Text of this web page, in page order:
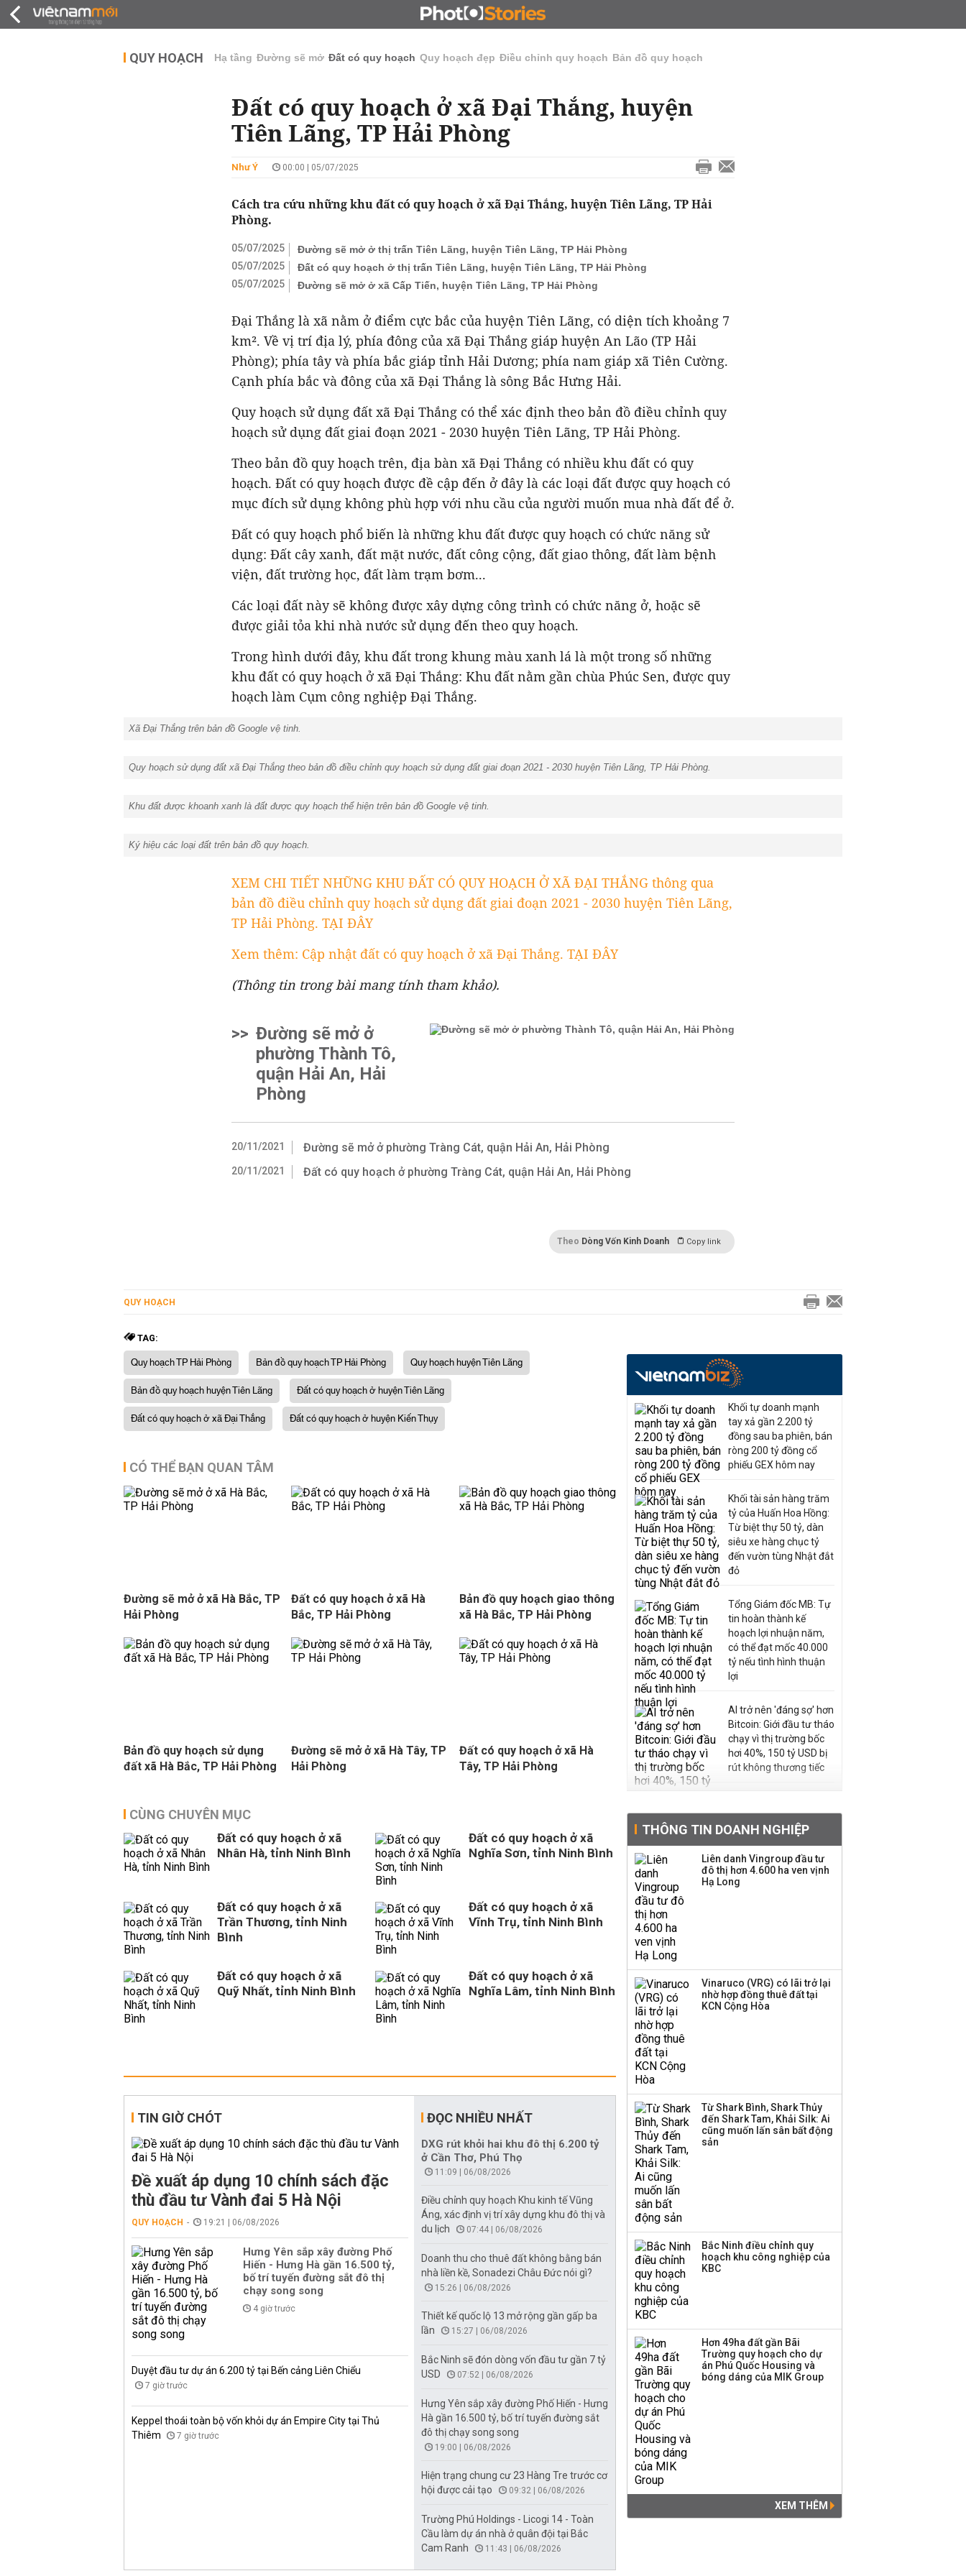
ĐẤU GIÁ - ĐẤU THẦU KINH DOANH
QUY HOẠCH Hạ tầng Đường sẽ mở Đất có quy hoạch Quy hoạch đẹp Điều chỉnh quy hoạch Bản đồ quy hoạch
Đất có quy hoạch ở xã Đại Thắng, huyện
Tiên Lãng, TP Hải Phòng
Như Ý 00:00 | 05/07/2025
Cách tra cứu những khu đất có quy hoạch ở xã Đại Thắng, huyện Tiên Lãng, TP Hải
Phòng.
05/07/2025
Đường sẽ mở ở thị trấn Tiên Lãng, huyện Tiên Lãng, TP Hải Phòng
05/07/2025
Đất có quy hoạch ở thị trấn Tiên Lãng, huyện Tiên Lãng, TP Hải Phòng
05/07/2025
Đường sẽ mở ở xã Cấp Tiến, huyện Tiên Lãng, TP Hải Phòng
Đại Thắng là xã nằm ở điểm cực bắc của huyện Tiên Lãng, có diện tích khoảng 7
km². Về vị trí địa lý, phía đông của xã Đại Thắng giáp huyện An Lão (TP Hải
Phòng); phía tây và phía bắc giáp tỉnh Hải Dương; phía nam giáp xã Tiên Cường.
Cạnh phía bắc và đông của xã Đại Thắng là sông Bắc Hưng Hải.
Quy hoạch sử dụng đất xã Đại Thắng có thể xác định theo bản đồ điều chỉnh quy
hoạch sử dụng đất giai đoạn 2021 - 2030 huyện Tiên Lãng, TP Hải Phòng.
Theo bản đồ quy hoạch trên, địa bàn xã Đại Thắng có nhiều khu đất có quy
hoạch. Đất có quy hoạch được đề cập đến ở đây là các loại đất được quy hoạch có
mục đích sử dụng không phù hợp với nhu cầu của người muốn mua nhà đất để ở.
Đất có quy hoạch phổ biến là những khu đất được quy hoạch có chức năng sử
dụng: Đất cây xanh, đất mặt nước, đất công cộng, đất giao thông, đất làm bệnh
viện, đất trường học, đất làm trạm bơm...
Các loại đất này sẽ không được xây dựng công trình có chức năng ở, hoặc sẽ
được giải tỏa khi nhà nước sử dụng đến theo quy hoạch.
Trong hình dưới đây, khu đất trong khung màu xanh lá là một trong số những
khu đất có quy hoạch ở xã Đại Thắng: Khu đất nằm gần chùa Phúc Sen, được quy
hoạch làm Cụm công nghiệp Đại Thắng.
Xã Đại Thắng trên bản đồ Google vệ tinh.
Quy hoạch sử dụng đất xã Đại Thắng theo bản đồ điều chỉnh quy hoạch sử dụng đất giai đoạn 2021 - 2030 huyện Tiên Lãng, TP Hải Phòng.
Khu đất được khoanh xanh là đất được quy hoạch thể hiện trên bản đồ Google vệ tinh.
Ký hiệu các loại đất trên bản đồ quy hoạch.
XEM CHI TIẾT NHỮNG KHU ĐẤT CÓ QUY HOẠCH Ở XÃ ĐẠI THẮNG thông qua
bản đồ điều chỉnh quy hoạch sử dụng đất giai đoạn 2021 - 2030 huyện Tiên Lãng,
TP Hải Phòng. TẠI ĐÂY
Xem thêm: Cập nhật đất có quy hoạch ở xã Đại Thắng. TẠI ĐÂY
(Thông tin trong bài mang tính tham khảo).
>> Đường sẽ mở ở
phường Thành Tô,
quận Hải An, Hải
Phòng
20/11/2021 Đường sẽ mở ở phường Tràng Cát, quận Hải An, Hải Phòng
20/11/2021 Đất có quy hoạch ở phường Tràng Cát, quận Hải An, Hải Phòng
Theo Dòng Vốn Kinh Doanh Copy link
QUY HOẠCH
TAG:
Quy hoạch TP Hải Phòng Bản đồ quy hoạch TP Hải Phòng
Quy hoạch huyện Tiên Lãng
Bản đồ quy hoạch huyện Tiên Lãng
Đất có quy hoạch ở huyện Tiên Lãng
Đất có quy hoạch ở xã Đại Thắng
Đất có quy hoạch ở huyện Kiến Thụy
CÓ THỂ BẠN QUAN TÂM
Đường sẽ mở ở xã Hà Bắc, TP
Hải Phòng
Đất có quy hoạch ở xã Hà
Bắc, TP Hải Phòng
Bản đồ quy hoạch giao thông
xã Hà Bắc, TP Hải Phòng
Bản đồ quy hoạch sử dụng
đất xã Hà Bắc, TP Hải Phòng
Đường sẽ mở ở xã Hà Tây, TP
Hải Phòng
Đất có quy hoạch ở xã Hà
Tây, TP Hải Phòng
CÙNG CHUYÊN MỤC
Đất có quy hoạch ở xã
Nhân Hà, tỉnh Ninh Bình
Đất có quy hoạch ở xã
Nghĩa Sơn, tỉnh Ninh Bình
Đất có quy hoạch ở xã
Trần Thương, tỉnh Ninh
Bình
Đất có quy hoạch ở xã
Vĩnh Trụ, tỉnh Ninh Bình
Đất có quy hoạch ở xã
Quỹ Nhất, tỉnh Ninh Bình
Đất có quy hoạch ở xã
Nghĩa Lâm, tỉnh Ninh Bình
TIN GIỜ CHÓT
Đề xuất áp dụng 10 chính sách đặc
thù đầu tư Vành đai 5 Hà Nội
QUY HOẠCH 19:21 | 06/08/2026
Hưng Yên sắp xây đường Phố
Hiến - Hưng Hà gần 16.500 tỷ,
bố trí tuyến đường sắt đô thị
chạy song song
4 giờ trước
Duyệt đầu tư dự án 6.200 tỷ tại Bến cảng Liên Chiểu
7 giờ trước
Keppel thoái toàn bộ vốn khỏi dự án Empire City tại Thủ
Thiêm
7 giờ trước
ĐỌC NHIỀU NHẤT
DXG rút khỏi hai khu đô thị 6.200 tỷ
ở Cần Thơ, Phú Thọ
11:09 | 06/08/2026
Điều chỉnh quy hoạch Khu kinh tế Vũng
Áng, xác định vị trí xây dựng khu đô thị và
du lịch
07:44 | 06/08/2026
Doanh thu cho thuê đất không bằng bán
nhà liền kề, Sonadezi Châu Đức nói gì?
15:26 | 06/08/2026
Thiết kế quốc lộ 13 mở rộng gần gấp ba
lần
15:27 | 06/08/2026
Bắc Ninh sẽ đón dòng vốn đầu tư gần 7 tỷ
USD
07:52 | 06/08/2026
Hưng Yên sắp xây đường Phố Hiến - Hưng
Hà gần 16.500 tỷ, bố trí tuyến đường sắt
đô thị chạy song song
19:00 | 06/08/2026
Hiện trạng chung cư 23 Hàng Tre trước cơ
hội được cải tạo
09:32 | 06/08/2026
Trường Phú Holdings - Licogi 14 - Toàn
Cầu làm dự án nhà ở quân đội tại Bắc
Cam Ranh
11:43 | 06/08/2026
Khối tự doanh mạnh
tay xả gần 2.200 tỷ
đồng sau ba phiên, bán
ròng 200 tỷ đồng cổ
phiếu GEX hôm nay
Khối tài sản hàng trăm
tỷ của Huấn Hoa Hồng:
Từ biệt thự 50 tỷ, dàn
siêu xe hàng chục tỷ
đến vườn tùng Nhật đắt
đỏ
Tổng Giám đốc MB: Tự
tin hoàn thành kế
hoạch lợi nhuận năm,
có thể đạt mốc 40.000
tỷ nếu tình hình thuận
lợi
AI trở nên 'đáng sợ' hơn
Bitcoin: Giới đầu tư tháo
chạy vì thị trường bốc
hơi 40%, 150 tỷ USD bị
rút không thương tiếc
sản xuất vàng mã trên
sàn báo lãi tăng 64%,
không vay một đồng
nào từ ngân hàng
Hơn 227.000 tài khoản
gia nhập thị trường
chứng khoán trong
tháng 7 biến động
Thị trường thường
THÔNG TIN DOANH NGHIỆP
Liên danh Vingroup đầu tư
đô thị hơn 4.600 ha ven vịnh
Hạ Long
Vinaruco (VRG) có lãi trở lại
nhờ hợp đồng thuê đất tại
KCN Cộng Hòa
Từ Shark Bình, Shark Thủy
đến Shark Tam, Khải Silk: Ai
cũng muốn lấn sân bất động
sản
Bắc Ninh điều chỉnh quy
hoạch khu công nghiệp của
KBC
Hơn 49ha đất gần Bãi
Trường quy hoạch cho dự
án Phú Quốc Housing và
bóng dáng của MIK Group
XEM THÊM